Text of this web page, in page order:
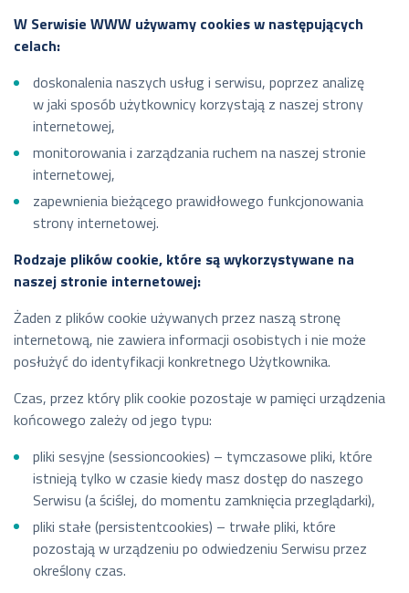
W Serwisie WWW używamy cookies w następujących
celach:
doskonalenia naszych usług i serwisu, poprzez analizę
w jaki sposób użytkownicy korzystają z naszej strony
internetowej,
monitorowania i zarządzania ruchem na naszej stronie
internetowej,
zapewnienia bieżącego prawidłowego funkcjonowania
strony internetowej.
Rodzaje plików cookie, które są wykorzystywane na
naszej stronie internetowej:
Żaden z plików cookie używanych przez naszą stronę
internetową, nie zawiera informacji osobistych i nie może
posłużyć do identyfikacji konkretnego Użytkownika.
Czas, przez który plik cookie pozostaje w pamięci urządzenia
końcowego zależy od jego typu:
pliki sesyjne (sessioncookies) – tymczasowe pliki, które
istnieją tylko w czasie kiedy masz dostęp do naszego
Serwisu (a ściślej, do momentu zamknięcia przeglądarki),
pliki stałe (persistentcookies) – trwałe pliki, które
pozostają w urządzeniu po odwiedzeniu Serwisu przez
określony czas.